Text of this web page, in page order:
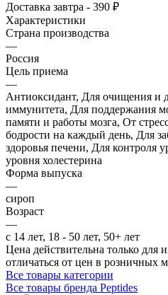
Доставка завтра - 390 ₽
Характеристики
Страна производства
—
Россия
Цель приема
—
Антиоксидант, Для очищения и
иммунитета, Для поддержания
памяти и работы мозга, От
бодрости на каждый день, Для
здоровья печени, Для контроля
уровня холестерина
Форма выпуска
—
сироп
Возраст
—
с 14 лет, 18 - 50 лет, 50+ лет
Цена действительна только для
отличаться от цен в розничных
Все товары категории
Все товары бренда Peptides